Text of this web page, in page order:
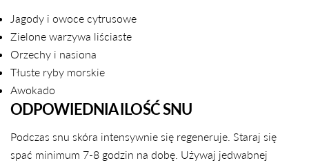
Jagody i owoce cytrusowe
Zielone warzywa liściaste
Orzechy i nasiona
Tłuste ryby morskie
Awokado
ODPOWIEDNIA ILOŚĆ SNU
Podczas snu skóra intensywnie się regeneruje. Staraj się
spać minimum 7-8 godzin na dobę. Używaj jedwabnej